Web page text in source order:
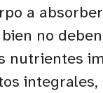
a
no
nutrientes
integrales,